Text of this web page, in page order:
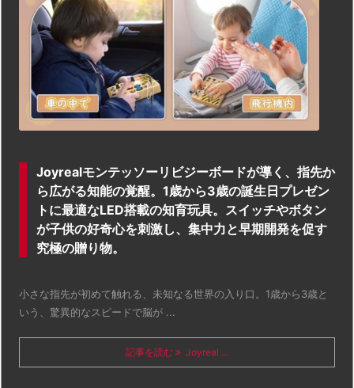
Joyrealモンテッソーリビジーボードが導く、指先か
ら広がる知能の覚醒。1歳から3歳の誕生日プレゼン
トに最適なLED搭載の知育玩具。スイッチやボタン
が子供の好奇心を刺激し、集中力と早期開発を促す
究極の贈り物。
小さな指先が初めて触れる、未知なる世界の入り口。1歳から3歳と
いう、驚異的なスピードで脳が ...
記事を読む Joyreal ...